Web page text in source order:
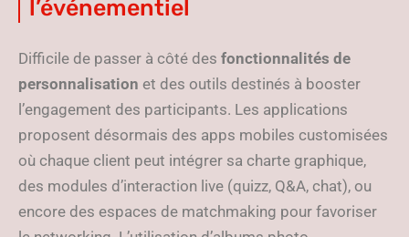
l’événementiel
Difficile de passer à côté des fonctionnalités de
personnalisation et des outils destinés à booster
l’engagement des participants. Les applications
proposent désormais des apps mobiles customisées
où chaque client peut intégrer sa charte graphique,
des modules d’interaction live (quizz, Q&A, chat), ou
encore des espaces de matchmaking pour favoriser